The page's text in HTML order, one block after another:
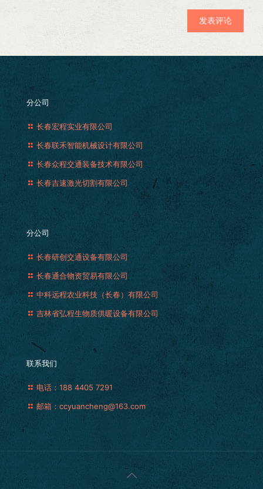
分公司
长春宏程实业有限公司
长春联禾智能机械设计有限公司
长春众程交通装备技术有限公司
长春吉速激光切割有限公司
分公司
长春研创交通设备有限公司
长春通合物资贸易有限公司
中科远程农业科技（长春）有限公司
吉林省弘程生物质供暖设备有限公司
联系我们
电话：188 4405 7291
邮箱：ccyuancheng@163.com